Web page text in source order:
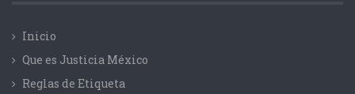
Inicio
Que es Justicia México
Reglas de Etiqueta